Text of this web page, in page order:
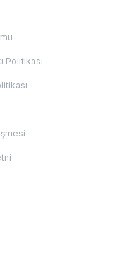
Politikası